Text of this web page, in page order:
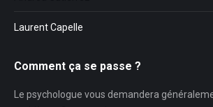
Laurent Capelle
Comment ça se passe ?
Le psychologue vous demandera